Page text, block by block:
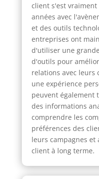
client s'est
années avec
et des outils
entreprises ont
d'utiliser une
d'outils pour
relations avec
une expérience
peuvent également
des informations
comprendre les
préférences des
leurs campagnes
client à long terme.